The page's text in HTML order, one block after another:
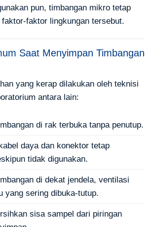
pun, timbangan mikro tetap
faktor lingkungan tersebut.
Saat Menyimpan Timbangan
yang kerap dilakukan oleh teknisi
antara lain:
di rak terbuka tanpa penutup.
daya dan konektor tetap
tidak digunakan.
di dekat jendela, ventilasi
yang sering dibuka-tutup.
sisa sampel dari piringan